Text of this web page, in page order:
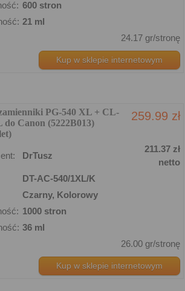
600 stron
21 ml
24.17 gr/stronę
Kup w sklepie internetowym
PG-540 XL + CL-
do Canon (5222B013)
259.99 zł
DrTusz
211.37 zł
netto
DT-AC-540/1XL/K
Czarny, Kolorowy
1000 stron
36 ml
26.00 gr/stronę
Kup w sklepie internetowym